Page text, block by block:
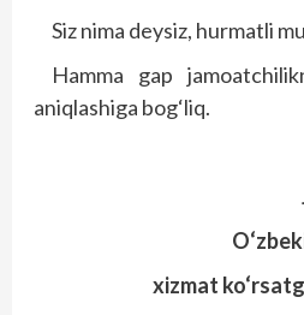
Siz nima deysiz, hurmatli
Hamma gap
aniqlashiga bog‘liq.
xizmat